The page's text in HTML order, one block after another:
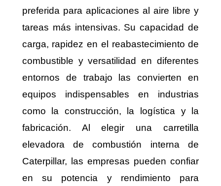
preferida para aplicaciones al aire libre y
tareas más intensivas. Su capacidad de
carga, rapidez en el reabastecimiento de
combustible y versatilidad en diferentes
entornos de trabajo las convierten en
equipos indispensables en industrias
como la construcción, la logística y la
fabricación. Al elegir una carretilla
elevadora de combustión interna de
Caterpillar, las empresas pueden confiar
en su potencia y rendimiento para